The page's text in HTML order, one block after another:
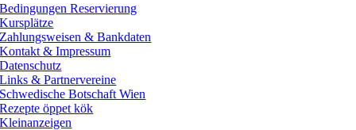
Bedingungen Reservierung
Kursplätze
Zahlungsweisen & Bankdaten
Kontakt & Impressum
Datenschutz
Links & Partnervereine
Schwedische Botschaft Wien
Rezepte öppet kök
Kleinanzeigen